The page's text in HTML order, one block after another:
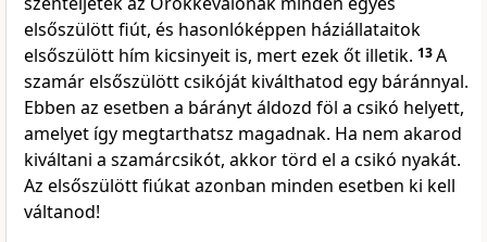
elsőszülött fiút, és hasonlóképpen háziállataitok
elsőszülött hím kicsinyeit is, mert ezek őt illetik. 13A
szamár elsőszülött csikóját kiválthatod egy báránnyal.
Ebben az esetben a bárányt áldozd föl a csikó helyett,
amelyet így megtarthatsz magadnak. Ha nem akarod
kiváltani a szamárcsikót, akkor törd el a csikó nyakát.
Az elsőszülött fiúkat azonban minden esetben ki kell
váltanod!